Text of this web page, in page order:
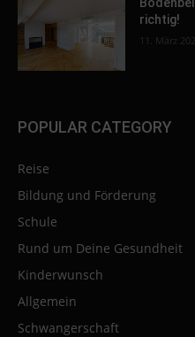
richtig!
11. März
POPULAR CATEGORY
Reise
Bildung und Förderung
Schule
Rund um Deine Gesundheit
Kinderwunsch
Allgemein
Schwangerschaft